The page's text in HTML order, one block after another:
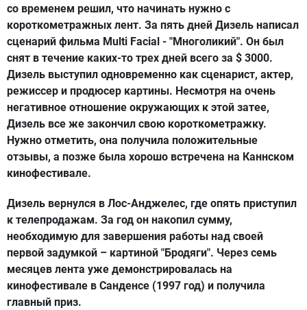
со временем решил, что начинать нужно с
короткометражных лент. За пять дней Дизель написал
сценарий фильма Multi Facial - "Многоликий". Он был
снят в течение каких-то трех дней всего за $ 3000.
Дизель выступил одновременно как сценарист, актер,
режиссер и продюсер картины. Несмотря на очень
негативное отношение окружающих к этой затее,
Дизель все же закончил свою короткометражку.
Нужно отметить, она получила положительные
отзывы, а позже была хорошо встречена на Каннском
кинофестивале.
Дизель вернулся в Лос-Анджелес, где опять приступил
к телепродажам. За год он накопил сумму,
необходимую для завершения работы над своей
первой задумкой – картиной "Бродяги". Через семь
месяцев лента уже демонстрировалась на
кинофестивале в Санденсе (1997 год) и получила
главный приз.